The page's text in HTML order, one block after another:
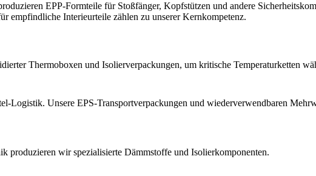
EPP-Formteile für Stoßfänger, Kopfstützen und andere
empfindliche Interieurteile zählen zu unserer Kernkompetenz.
Thermoboxen und Isolierverpackungen, um kritische Temperaturketten
Logistik. Unsere EPS-Transportverpackungen und wiederverwendbaren
wir spezialisierte Dämmstoffe und Isolierkomponenten.